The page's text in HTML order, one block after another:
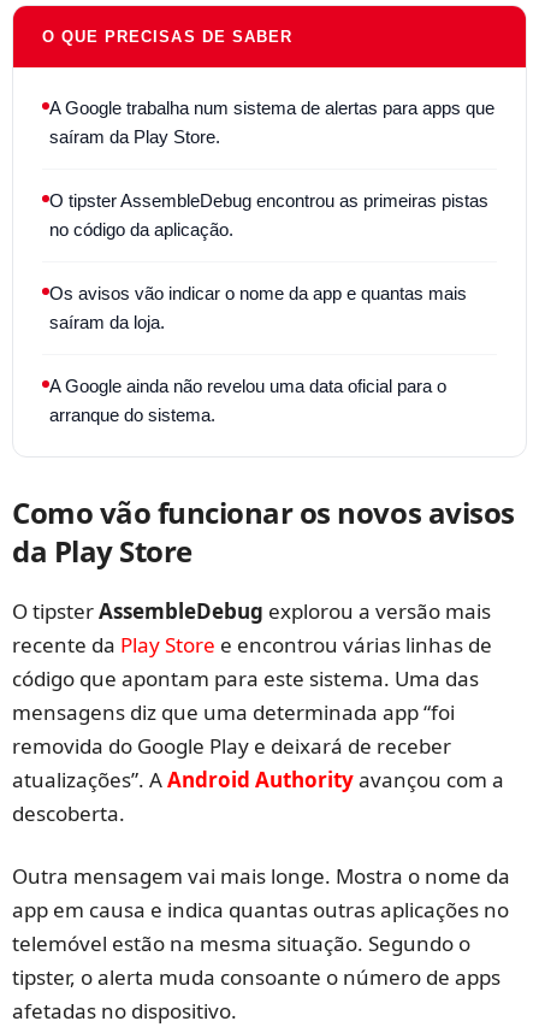
O QUE PRECISAS DE SABER
A Google trabalha num sistema de alertas para apps que
saíram da Play Store.
O tipster AssembleDebug encontrou as primeiras pistas
no código da aplicação.
Os avisos vão indicar o nome da app e quantas mais
saíram da loja.
A Google ainda não revelou uma data oficial para o
arranque do sistema.
Como vão funcionar os novos avisos
da Play Store
O tipsterAssembleDebug explorou a versão mais
recente da Play Store e encontrou várias linhas de
código que apontam para este sistema. Uma das
mensagens diz que uma determinada app “foi
removida do Google Play e deixará de receber
atualizações”. AAndroid Authorityavançou com a
descoberta.
Outra mensagem vai mais longe. Mostra o nome da
app em causa e indica quantas outras aplicações no
telemóvel estão na mesma situação. Segundo o
tipster, o alerta muda consoante o número de apps
afetadas no dispositivo.